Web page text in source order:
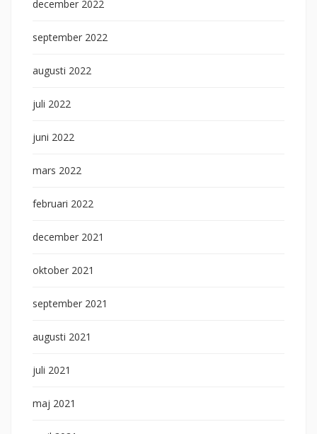
december 2022
september 2022
augusti 2022
juli 2022
juni 2022
mars 2022
februari 2022
december 2021
oktober 2021
september 2021
augusti 2021
juli 2021
maj 2021